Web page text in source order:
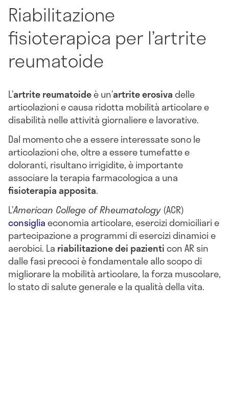
Riabilitazione
fisioterapica per l’artrite
reumatoide
L’artrite reumatoideè un’artrite erosivadelle
articolazioni e causa ridotta mobilità articolare e
disabilità nelle attività giornaliere e lavorative.
Dal momento che a essere interessate sono le
articolazioni che, oltre a essere tumefatte e
doloranti, risultano irrigidite, è importante
associare la terapia farmacologica a una
fisioterapia apposita.
L’American College of Rheumatology(ACR)
consigliaeconomia articolare, esercizi domiciliari e
partecipazione a programmi di esercizi dinamici e
aerobici. La riabilitazione dei pazienticon AR sin
dalle fasi precoci è fondamentale allo scopo di
migliorare la mobilità articolare, la forza muscolare,
lo stato di salute generale e la qualità della vita.